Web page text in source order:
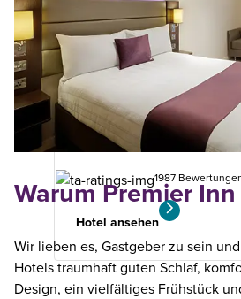
London Archway
von
Ihrer
Suche
1987
Hotel ansehen
Warum Premier
Wir lieben es, Gastgeber zu sein
Hotels traumhaft guten Schlaf,
Design, ein vielfältiges Frühstück